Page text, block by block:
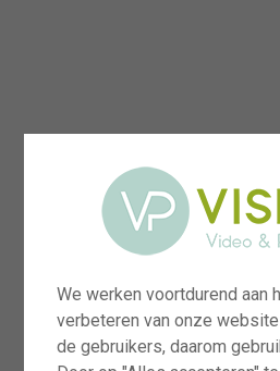
We werken voortdurend aan
verbeteren van onze
de gebruikers, daarom